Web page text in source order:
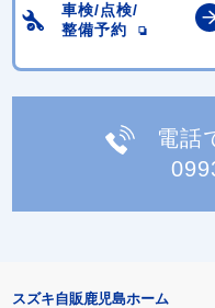
車検/点検/
整備予約
電話
スズキ自販鹿児島ホーム